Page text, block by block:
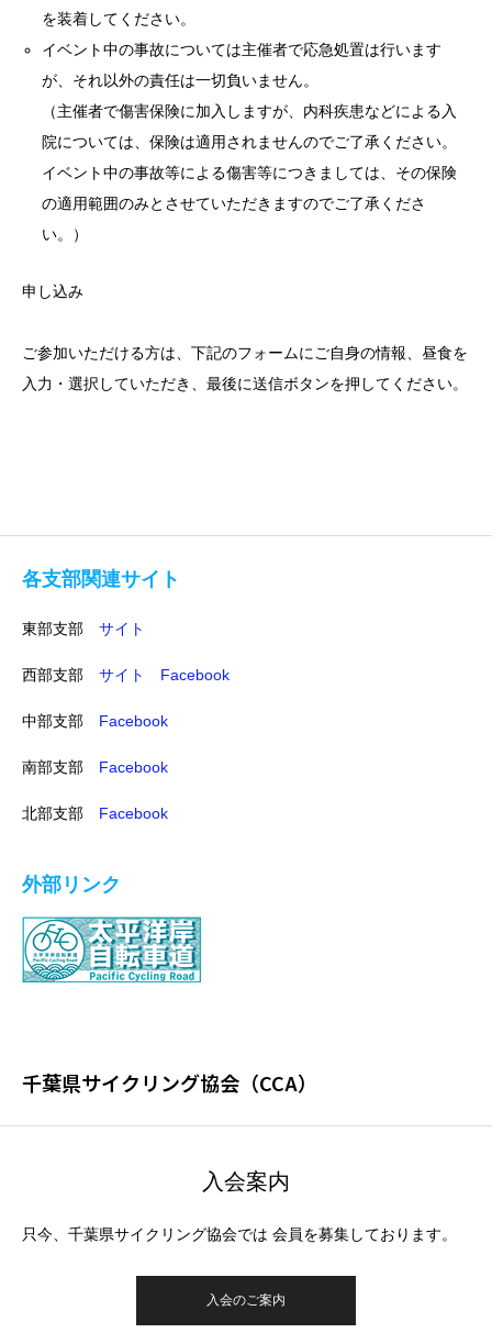
を装着してください。
イベント中の事故については主催者で応急処置は行います
が、それ以外の責任は一切負いません。
（主催者で傷害保険に加入しますが、内科疾患などによる入
院については、保険は適用されませんのでご了承ください。
イベント中の事故等による傷害等につきましては、その保険
の適用範囲のみとさせていただきますのでご了承くださ
い。）
申し込み
ご参加いただける方は、下記のフォームにご自身の情報、昼食を
入力・選択していただき、最後に送信ボタンを押してください。
各支部関連サイト
東部支部 サイト
西部支部 サイト Facebook
中部支部 Facebook
南部支部 Facebook
北部支部 Facebook
外部リンク
千葉県サイクリング協会（CCA）
入会案内
只今、千葉県サイクリング協会では 会員を募集しております。
入会のご案内